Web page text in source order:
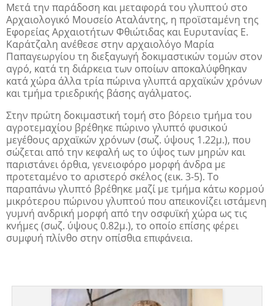
Μετά την παράδοση και μεταφορά του γλυπτού στο
Αρχαιολογικό Μουσείο Αταλάντης, η προϊσταμένη της
Εφορείας Αρχαιοτήτων Φθιώτιδας και Ευρυτανίας Ε.
Καράτζαλη ανέθεσε στην αρχαιολόγο Μαρία
Παπαγεωργίου τη διεξαγωγή δοκιμαστικών τομών στον
αγρό, κατά τη διάρκεια των οποίων αποκαλύφθηκαν
κατά χώρα άλλα τρία πώρινα γλυπτά αρχαϊκών χρόνων
και τμήμα τριεδρικής βάσης αγάλματος.
Στην πρώτη δοκιμαστική τομή στο βόρειο τμήμα του
αγροτεμαχίου βρέθηκε πώρινο γλυπτό φυσικού
μεγέθους αρχαϊκών χρόνων (σωζ. ύψους 1.22μ.), που
σώζεται από την κεφαλή ως το ύψος των μηρών και
παριστάνει όρθια, γενειοφόρο μορφή άνδρα με
προτεταμένο το αριστερό σκέλος (εικ. 3-5). Το
παραπάνω γλυπτό βρέθηκε μαζί με τμήμα κάτω κορμού
μικρότερου πώρινου γλυπτού που απεικονίζει ιστάμενη
γυμνή ανδρική μορφή από την οσφυϊκή χώρα ως τις
κνήμες (σωζ. ύψους 0.82μ.), το οποίο επίσης φέρει
συμφυή πλίνθο στην οπίσθια επιφάνεια.